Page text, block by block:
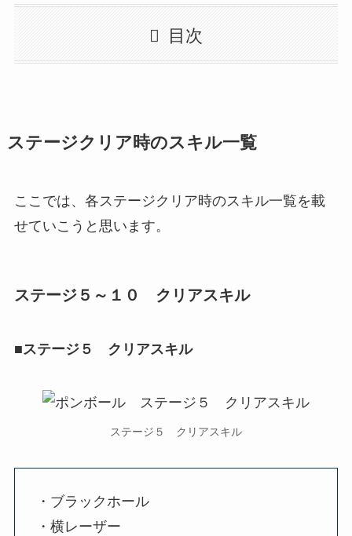
目次
ステージクリア時のスキル一覧
ここでは、各ステージクリア時のスキル一覧を載
せていこうと思います。
ステージ５～１０ クリアスキル
■ステージ５ クリアスキル
ステージ５ クリアスキル
・ブラックホール
・横レーザー